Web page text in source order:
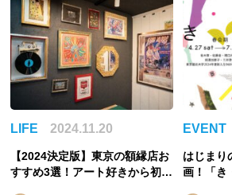
LIFE 2024.11.20
【2024決定版】東京の額縁店お
すすめ3選！アート好きから初心
EVENT
はじまり
画！「き